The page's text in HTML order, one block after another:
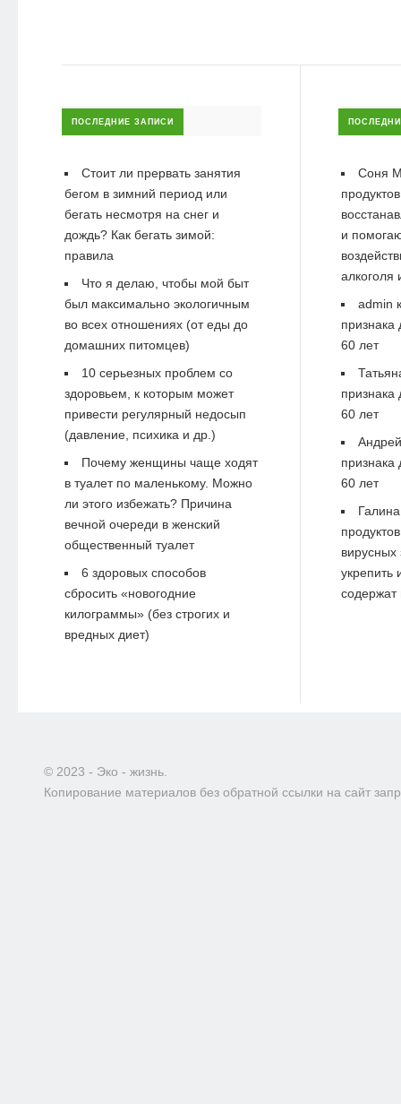
ПОСЛЕДНИЕ ЗАПИСИ
Стоит ли прервать занятия
бегом в зимний период или
бегать несмотря на снег и
дождь? Как бегать зимой:
правила
Что я делаю, чтобы мой быт
был максимально экологичным
во всех отношениях (от еды до
домашних питомцев)
10 серьезных проблем со
здоровьем, к которым может
привести регулярный недосып
(давление, психика и др.)
Почему женщины чаще ходят
в туалет по маленькому. Можно
ли этого избежать? Причина
вечной очереди в женский
общественный туалет
6 здоровых способов
сбросить «новогодние
килограммы» (без строгих и
вредных диет)
Соня
и
алкоголя
admin
60 лет
60 лет
Андрей
60 лет
Галина
вирусных
укрепить
содержат
© 2023 - Эко - жизнь.
Копирование материалов без обратной ссылки на сайт